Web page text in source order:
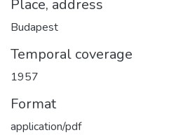
Place, address
Budapest
Temporal coverage
1957
Format
application/pdf